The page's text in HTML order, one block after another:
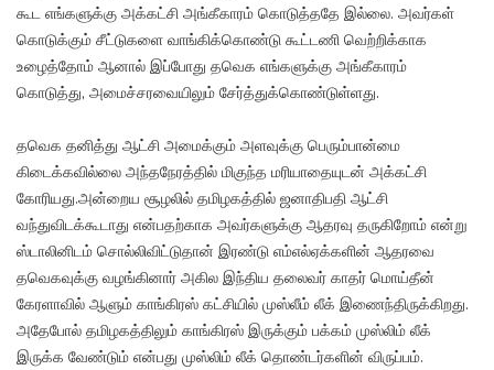
கூட எங்களுக்கு அக்கட்சி அங்கீகாரம் கொடுத்ததே இல்லை. அவர்கள்
கொடுக்கும் சீட்டுகளை வாங்கிக்கொண்டு கூட்டணி வெற்றிக்காக
உழைத்தோம் ஆனால் இப்போது தவெக எங்களுக்கு அங்கீகாரம்
கொடுத்து, அமைச்சரவையிலும் சேர்த்துக்கொண்டுள்ளது.
தவெக தனித்து ஆட்சி அமைக்கும் அளவுக்கு பெரும்பான்மை
கிடைக்கவில்லை அந்தநேரத்தில் மிகுந்த மரியாதையுடன் அக்கட்சி
கோரியது.அன்றைய சூழலில் தமிழகத்தில் ஜனாதிபதி ஆட்சி
வந்துவிடக்கூடாது என்பதற்காக அவர்களுக்கு ஆதரவு தருகிறோம் என்று
ஸ்டாலினிடம் சொல்லிவிட்டுதான் இரண்டு எம்எல்ஏக்களின் ஆதரவை
தவெகவுக்கு வழங்கினார் அகில இந்திய தலைவர் காதர் மொய்தீன்
கேரளாவில் ஆளும் காங்கிரஸ் கட்சியில் முஸ்லீம் லீக் இணைந்திருக்கிறது.
அதேபோல் தமிழகத்திலும் காங்கிரஸ் இருக்கும் பக்கம் முஸ்லிம் லீக்
இருக்க வேண்டும் என்பது முஸ்லிம் லீக் தொண்டர்களின் விருப்பம்.